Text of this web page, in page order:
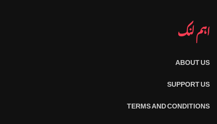
اہم لنک
ABOUT US
SUPPORT US
TERMS AND CONDITIONS